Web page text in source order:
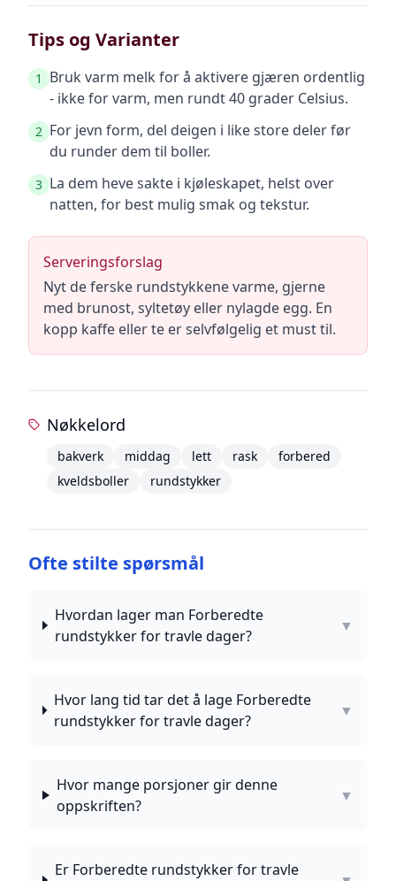
Tips og Varianter
1
Bruk varm melk for å aktivere gjæren ordentlig
- ikke for varm, men rundt 40 grader Celsius.
2 For jevn form, del deigen i like store deler før
du runder dem til boller.
3 La dem heve sakte i kjøleskapet, helst over
natten, for best mulig smak og tekstur.
Serveringsforslag
Nyt de ferske rundstykkene varme, gjerne
med brunost, syltetøy eller nylagde egg. En
kopp kaffe eller te er selvfølgelig et must til.
Nøkkelord
bakverk middag lett rask
forbered
kveldsboller
rundstykker
Ofte stilte spørsmål
Hvordan lager man Forberedte
rundstykker for travle dager?
▼
Hvor lang tid tar det å lage Forberedte
rundstykker for travle dager?
▼
Hvor mange porsjoner gir denne
oppskriften?
▼
Er Forberedte rundstykker for travle